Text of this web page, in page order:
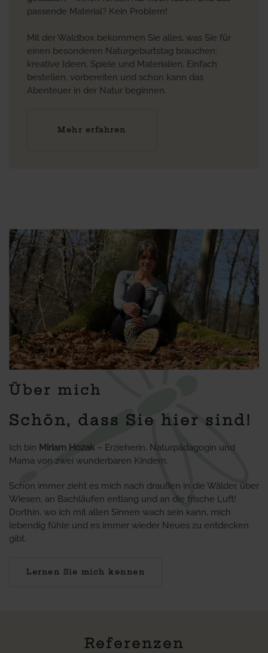
passende Material? Kein Problem!
Mit der Waldbox bekommen Sie alles, was Sie für
einen besonderen Naturgeburtstag brauchen:
kreative Ideen, Spiele und Materialien. Einfach
bestellen, vorbereiten und schon kann das
Abenteuer in der Natur beginnen.
Mehr erfahren
Über mich
Schön, dass Sie hier sind!
Ich bin Miriam Hozak– Erzieherin, Naturpädagogin und
Mama von zwei wunderbaren Kindern.
Schon immer zieht es mich nach draußen in die Wälder, über
Wiesen, an Bachläufen entlang und an die frische Luft!
Dorthin, wo ich mit allen Sinnen wach sein kann, mich
lebendig fühle und es immer wieder Neues zu entdecken
gibt.
Lernen Sie mich kennen
Referenzen